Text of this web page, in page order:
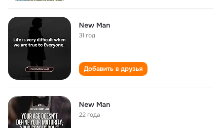
New Man
31 год
Добавить в друзья
New Man
22 года